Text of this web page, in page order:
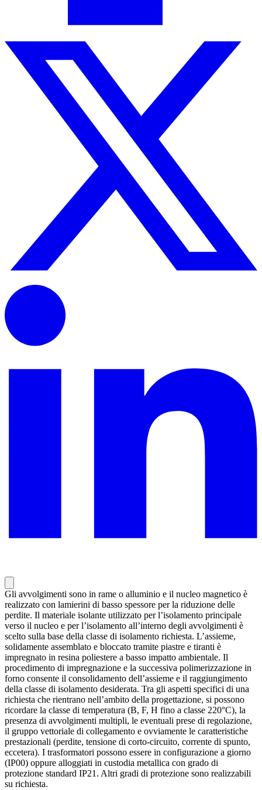
Gli avvolgimenti sono in rame o alluminio e il nucleo magnetico è
realizzato con lamierini di basso spessore per la riduzione delle
perdite. Il materiale isolante utilizzato per l’isolamento principale
verso il nucleo e per l’isolamento all’interno degli avvolgimenti è
scelto sulla base della classe di isolamento richiesta. L’assieme,
solidamente assemblato e bloccato tramite piastre e tiranti è
impregnato in resina poliestere a basso impatto ambientale. Il
procedimento di impregnazione e la successiva polimerizzazione in
forno consente il consolidamento dell’assieme e il raggiungimento
della classe di isolamento desiderata. Tra gli aspetti specifici di una
richiesta che rientrano nell’ambito della progettazione, si possono
ricordare la classe di temperatura (B, F, H fino a classe 220°C), la
presenza di avvolgimenti multipli, le eventuali prese di regolazione,
il gruppo vettoriale di collegamento e ovviamente le caratteristiche
prestazionali (perdite, tensione di corto-circuito, corrente di spunto,
eccetera). I trasformatori possono essere in configurazione a giorno
(IP00) oppure alloggiati in custodia metallica con grado di
protezione standard IP21. Altri gradi di protezione sono realizzabili
su richiesta.